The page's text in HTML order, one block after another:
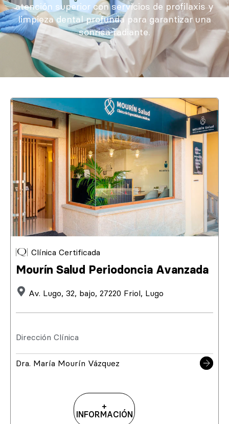
atención superior con servicios de profilaxis y
limpieza dental profunda para garantizar una
sonrisa radiante.
Clínica Certificada
Mourín Salud Periodoncia Avanzada
Av. Lugo, 32, bajo, 27220 Friol, Lugo
Dirección Clínica
Dra. María Mourín Vázquez
+
INFORMACIÓN